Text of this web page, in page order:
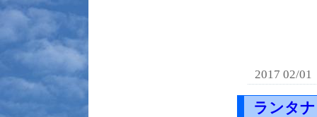
2017 02/01
ランタナ